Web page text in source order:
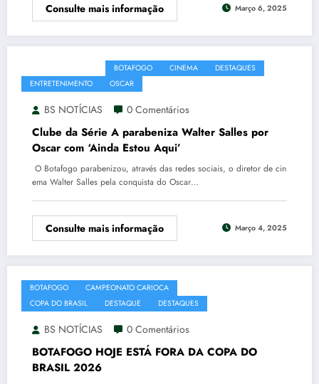
Consulte mais informação Março 6, 2025
BOTAFOGO CINEMA
DESTAQUES
ENTRETENIMENTO
OSCAR
BS NOTÍCIAS 0 Comentários
Clube da Série A parabeniza Walter Salles por
Oscar com ‘Ainda Estou Aqui’
O Botafogo parabenizou, através das redes sociais, o diretor de cin
ema Walter Salles pela conquista do Oscar…
Consulte mais informação Março 4, 2025
BOTAFOGO CAMPEONATO CARIOCA
COPA DO BRASIL
DESTAQUE DESTAQUES
BS NOTÍCIAS 0 Comentários
BOTAFOGO HOJE ESTÁ FORA DA COPA DO
BRASIL 2026